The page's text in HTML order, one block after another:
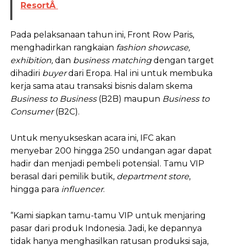
ResortÂ
Pada pelaksanaan tahun ini, Front Row Paris,
menghadirkan rangkaian fashion showcase,
exhibition, dan business matchingdengan target
dihadiri buyerdari Eropa. Hal ini untuk membuka
kerja sama atau transaksi bisnis dalam skema
Business to Business(B2B) maupun Business to
Consumer(B2C).
Untuk menyukseskan acara ini, IFC akan
menyebar 200 hingga 250 undangan agar dapat
hadir dan menjadi pembeli potensial. Tamu VIP
berasal dari pemilik butik, department store,
hingga para influencer.
“Kami siapkan tamu-tamu VIP untuk menjaring
pasar dari produk Indonesia. Jadi, ke depannya
tidak hanya menghasilkan ratusan produksi saja,